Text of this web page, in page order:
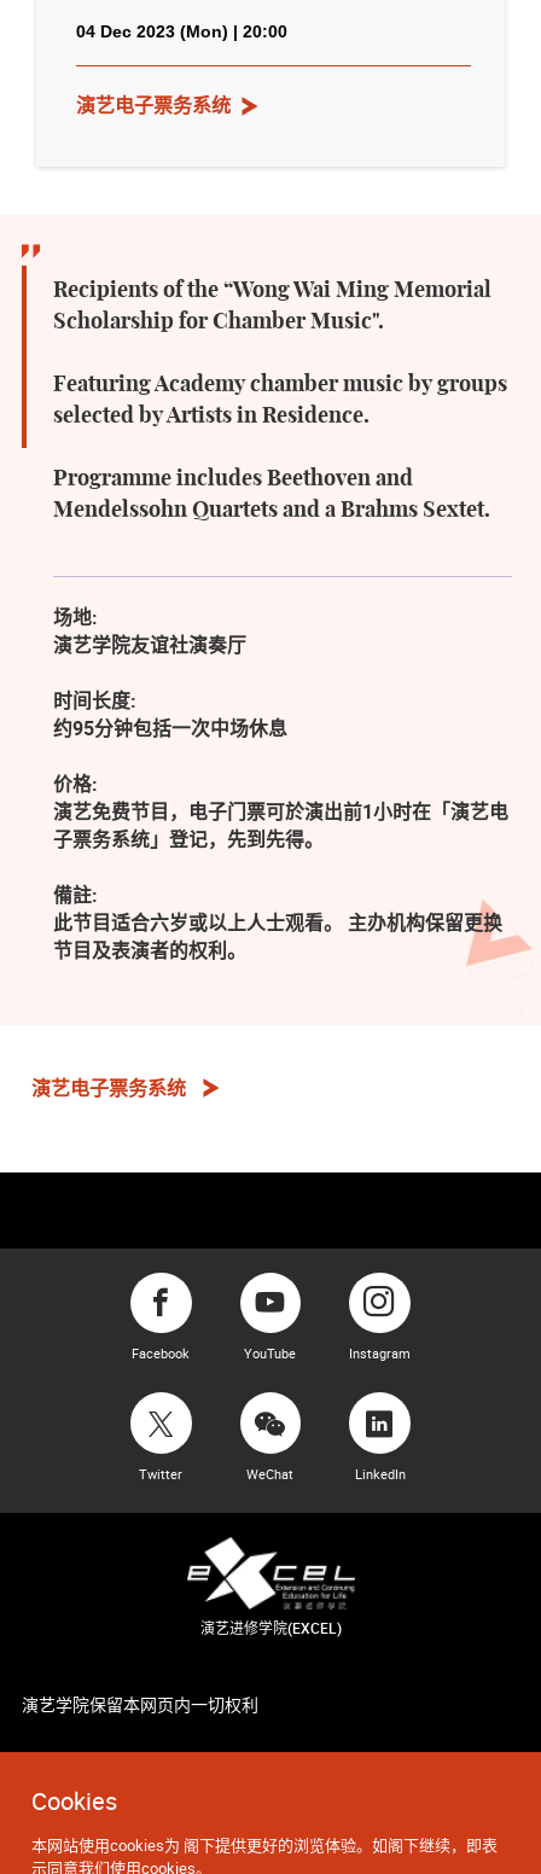
Cookies
本网站使用cookies为 阁下提供更好的浏览体验。如阁下继续，即表
示同意我们使用cookies。
04 Dec 2023 (Mon) | 20:00
演艺电子票务系统
Recipients of the “Wong Wai Ming Memorial
Scholarship for Chamber Music".
Featuring Academy chamber music by groups
selected by Artists in Residence.
Programme includes Beethoven and
Mendelssohn Quartets and a Brahms Sextet.
场地:
演艺学院友谊社演奏厅
时间长度:
约95分钟包括一次中场休息
价格:
演艺免费节目，电子门票可於演出前1小时在「演艺电
子票务系统」登记，先到先得。
備註:
此节目适合六岁或以上人士观看。 主办机构保留更换
节目及表演者的权利。
演艺电子票务系统
Facebook YouTube Instagram
Twitter WeChat LinkedIn
演艺进修学院(EXCEL)
演艺学院保留本网页内一切权利